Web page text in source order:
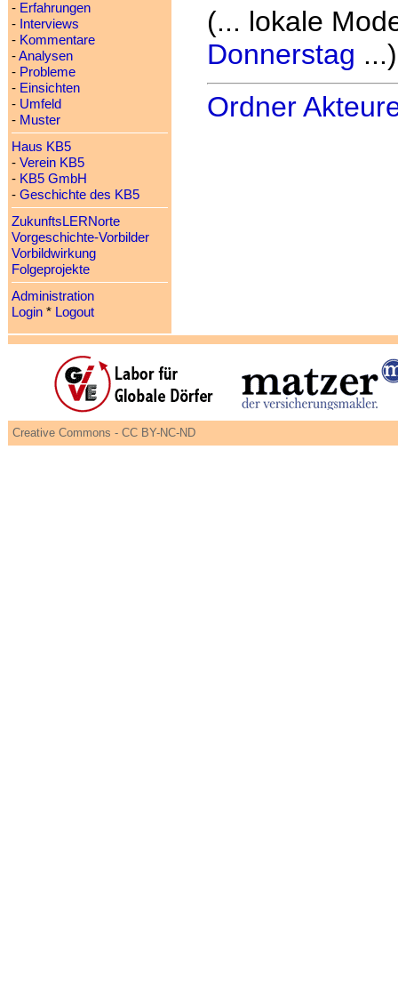
- Erfahrungen
- Interviews
- Kommentare
-Analysen
- Probleme
- Einsichten
- Umfeld
- Muster
Haus KB5
- Verein KB5
- KB5 GmbH
- Geschichte des KB5
ZukunftsLERNorte
Vorgeschichte-Vorbilder
Vorbildwirkung
Folgeprojekte
Administration
Login* Logout
(... lokale
Donnerstag ...)
Ordner
Creative Commons - CC BY-NC-ND